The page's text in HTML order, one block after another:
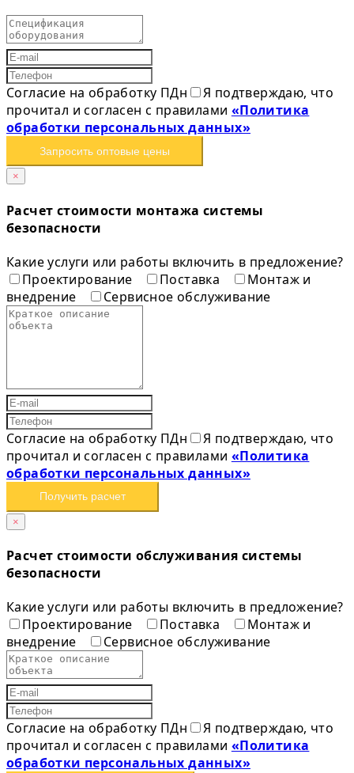
Согласие на обработку ПДн
Я подтверждаю, что
прочитал и согласен с правилами «Политика
обработки персональных данных»
Запросить оптовые цены
×
Расчет стоимости монтажа системы
безопасности
Какие услуги или работы включить в предложение?
Проектирование
Поставка
Монтаж и
внедрение
Сервисное обслуживание
Согласие на обработку ПДн
Я подтверждаю, что
прочитал и согласен с правилами «Политика
обработки персональных данных»
Получить расчет
×
Расчет стоимости обслуживания системы
безопасности
Какие услуги или работы включить в предложение?
Проектирование
Поставка
Монтаж и
внедрение
Сервисное обслуживание
Согласие на обработку ПДн
Я подтверждаю, что
прочитал и согласен с правилами «Политика
обработки персональных данных»